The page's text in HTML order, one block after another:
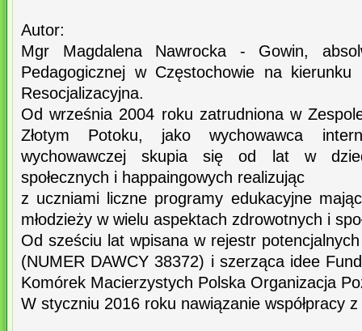
Autor:
Mgr Magdalena Nawrocka - Gowin,
Pedagogicznej w Częstochowie na kierunku
Resocjalizacyjna.
Od września 2004 roku zatrudniona w
Złotym Potoku, jako wychowawca
wychowawczej skupia się od lat w
społecznych i happaingowych realizując
z uczniami liczne programy edukacyjne
młodzieży w wielu aspektach zdrowotnych i
Od sześciu lat wpisana w rejestr
(NUMER DAWCY 38372) i szerząca idee
Komórek Macierzystych Polska Organizacja
W styczniu 2016 roku nawiązanie współpracy